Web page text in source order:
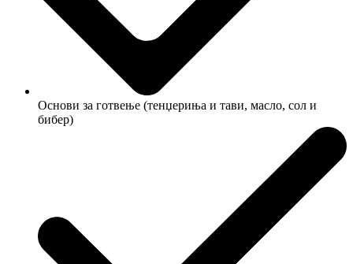
Основи за готвење (тенџериња и тави, масло, сол и
бибер)